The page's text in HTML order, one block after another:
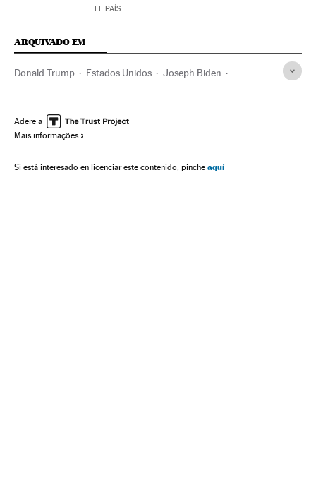
EL PAÍS
ARQUIVADO EM
Donald Trump Estados Unidos Joseph Biden
América Eleições EUA 2020
Ruth Bader Ginsburg
Adere a
Mais informações
Si está interesado en licenciar este contenido, pinche aquí